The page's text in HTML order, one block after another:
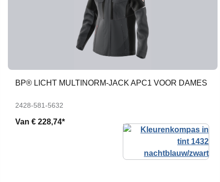
BP® LICHT MULTINORM-JACK APC1 VOOR DAMES
2428-581-5632
Van € 228,74*